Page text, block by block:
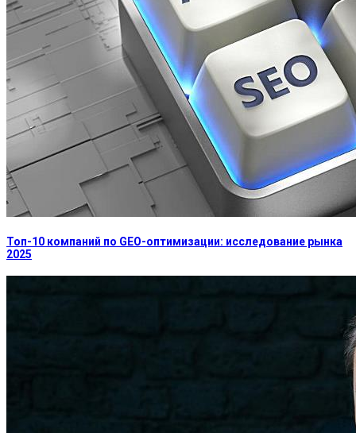
Топ-10 компаний по GEO-оптимизации: исследование рынка
2025